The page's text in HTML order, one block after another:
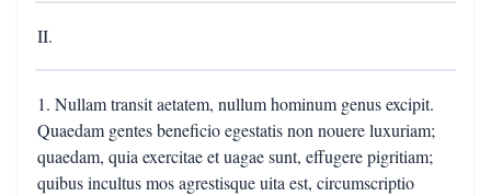
II.
1. Nullam transit aetatem, nullum hominum genus excipit.
Quaedam gentes beneficio egestatis non nouere luxuriam;
quaedam, quia exercitae et uagae sunt, effugere pigritiam;
quibus incultus mos agrestisque uita est, circumscriptio